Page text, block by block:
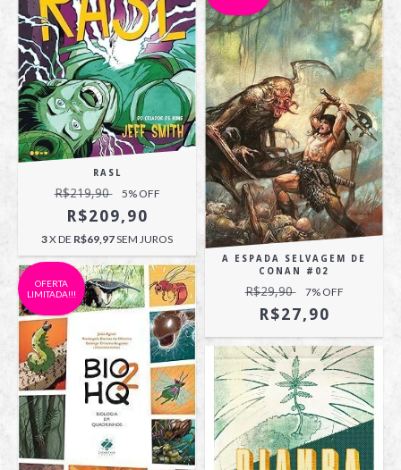
RASL
R$219,90 5% OFF
R$209,90
3X DE R$69,97SEM JUROS
A ESPADA SELVAGEM DE
CONAN #02
R$29,90 7% OFF
R$27,90
OFERTA
LIMITADA!!!